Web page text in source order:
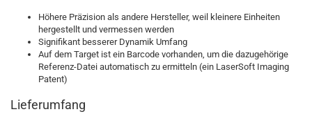
Höhere Präzision als andere Hersteller, weil kleinere Einheiten
hergestellt und vermessen werden
Signifikant besserer Dynamik Umfang
Auf dem Target ist ein Barcode vorhanden, um die dazugehörige
Referenz-Datei automatisch zu ermitteln (ein LaserSoft Imaging
Patent)
Lieferumfang